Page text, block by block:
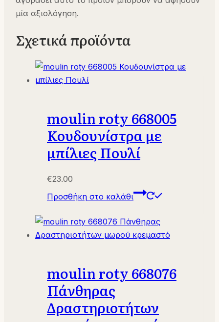
μία αξιολόγηση.
Σχετικά προϊόντα
moulin roty 668005
Κουδουνίστρα με
μπίλιες Πουλί
€23.00
Προσθήκη στο καλάθι
moulin roty 668076
Πάνθηρας
Δραστηριοτήτων